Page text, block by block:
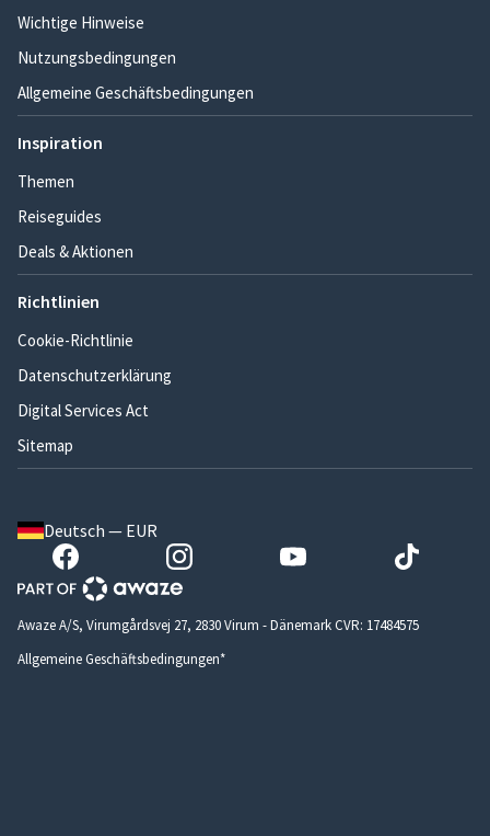
Wichtige Hinweise
Nutzungsbedingungen
Allgemeine Geschäftsbedingungen
Inspiration
Themen
Reiseguides
Deals & Aktionen
Richtlinien
Cookie-Richtlinie
Datenschutzerklärung
Digital Services Act
Sitemap
Deutsch — EUR
Awaze A/S, Virumgårdsvej 27, 2830 Virum - Dänemark CVR: 17484575
Allgemeine Geschäftsbedingungen*